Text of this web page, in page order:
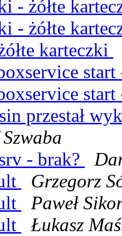
- żółte
- żółte
karteczki
start
start
przestał
- brak?
Grzegorz
Paweł
Łukasz